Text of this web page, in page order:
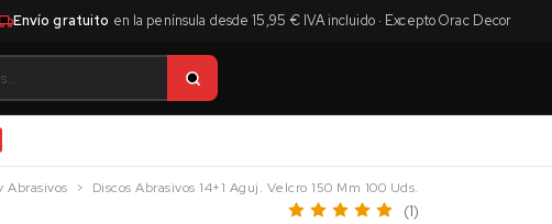
Envío gratuito en la península desde 15,95 € IVA incluido · Excepto Orac Decor
Abrasivos Discos Abrasivos 14+1 Aguj. Velcro 150 Mm 100 Uds.
(1)